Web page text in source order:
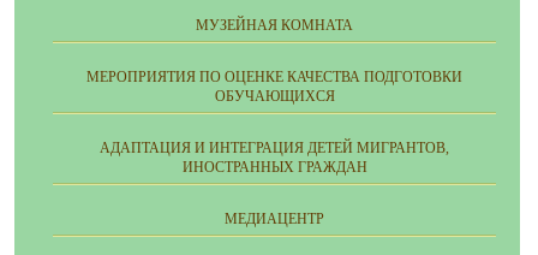
МУЗЕЙНАЯ КОМНАТА
МЕРОПРИЯТИЯ ПО ОЦЕНКЕ КАЧЕСТВА ПОДГОТОВКИ
ОБУЧАЮЩИХСЯ
АДАПТАЦИЯ И ИНТЕГРАЦИЯ ДЕТЕЙ МИГРАНТОВ,
ИНОСТРАННЫХ ГРАЖДАН
МЕДИАЦЕНТР